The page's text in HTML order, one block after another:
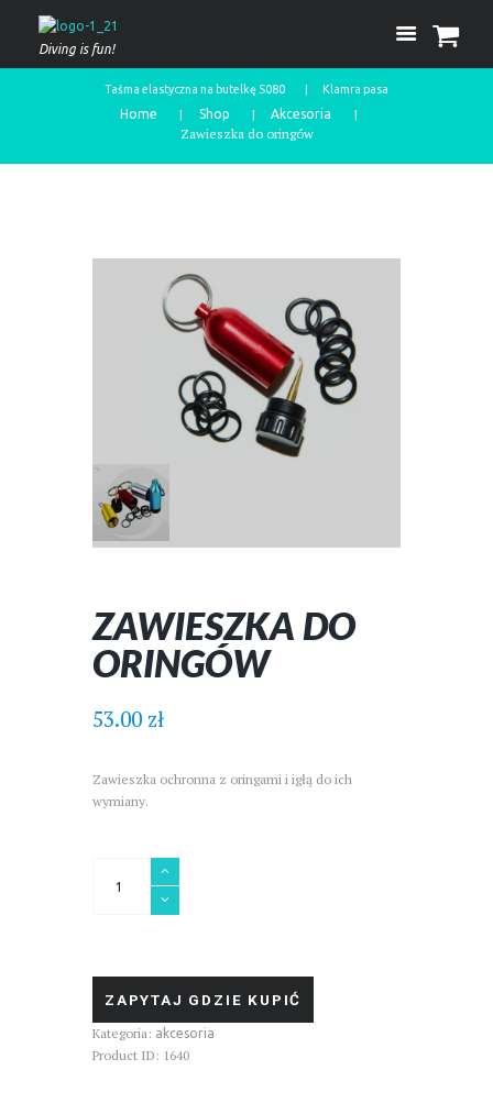
Diving is fun!
Taśma elastyczna na butelkę S080 Klamra pasa
Home Shop Akcesoria
Zawieszka do oringów
ZAWIESZKA DO
ORINGÓW
53.00 zł
Zawieszka ochronna z oringami i igłą do ich
wymiany.
Zawieszka
ZAPYTAJ GDZIE KUPIĆ
Kategoria: akcesoria
Product ID: 1640